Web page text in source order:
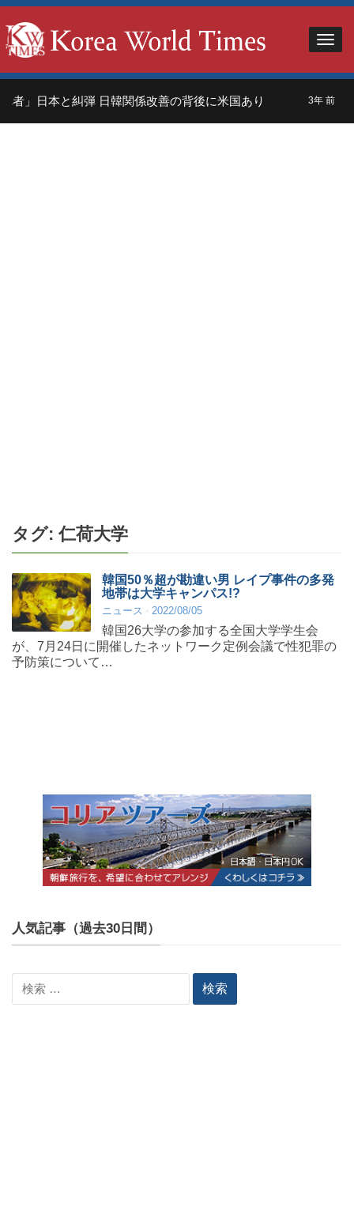
者」日本と糾弾 日韓関係改善の背後に米国あり 3年 前
タグ:仁荷大学
韓国50％超が勘違い男 レイプ事件の多発
地帯は大学キャンパス!?
ニュース 2022/08/05
韓国26大学の参加する全国大学学生会
が、7月24日に開催したネットワーク定例会議で性犯罪の
予防策について…
人気記事（過去30日間）
索: